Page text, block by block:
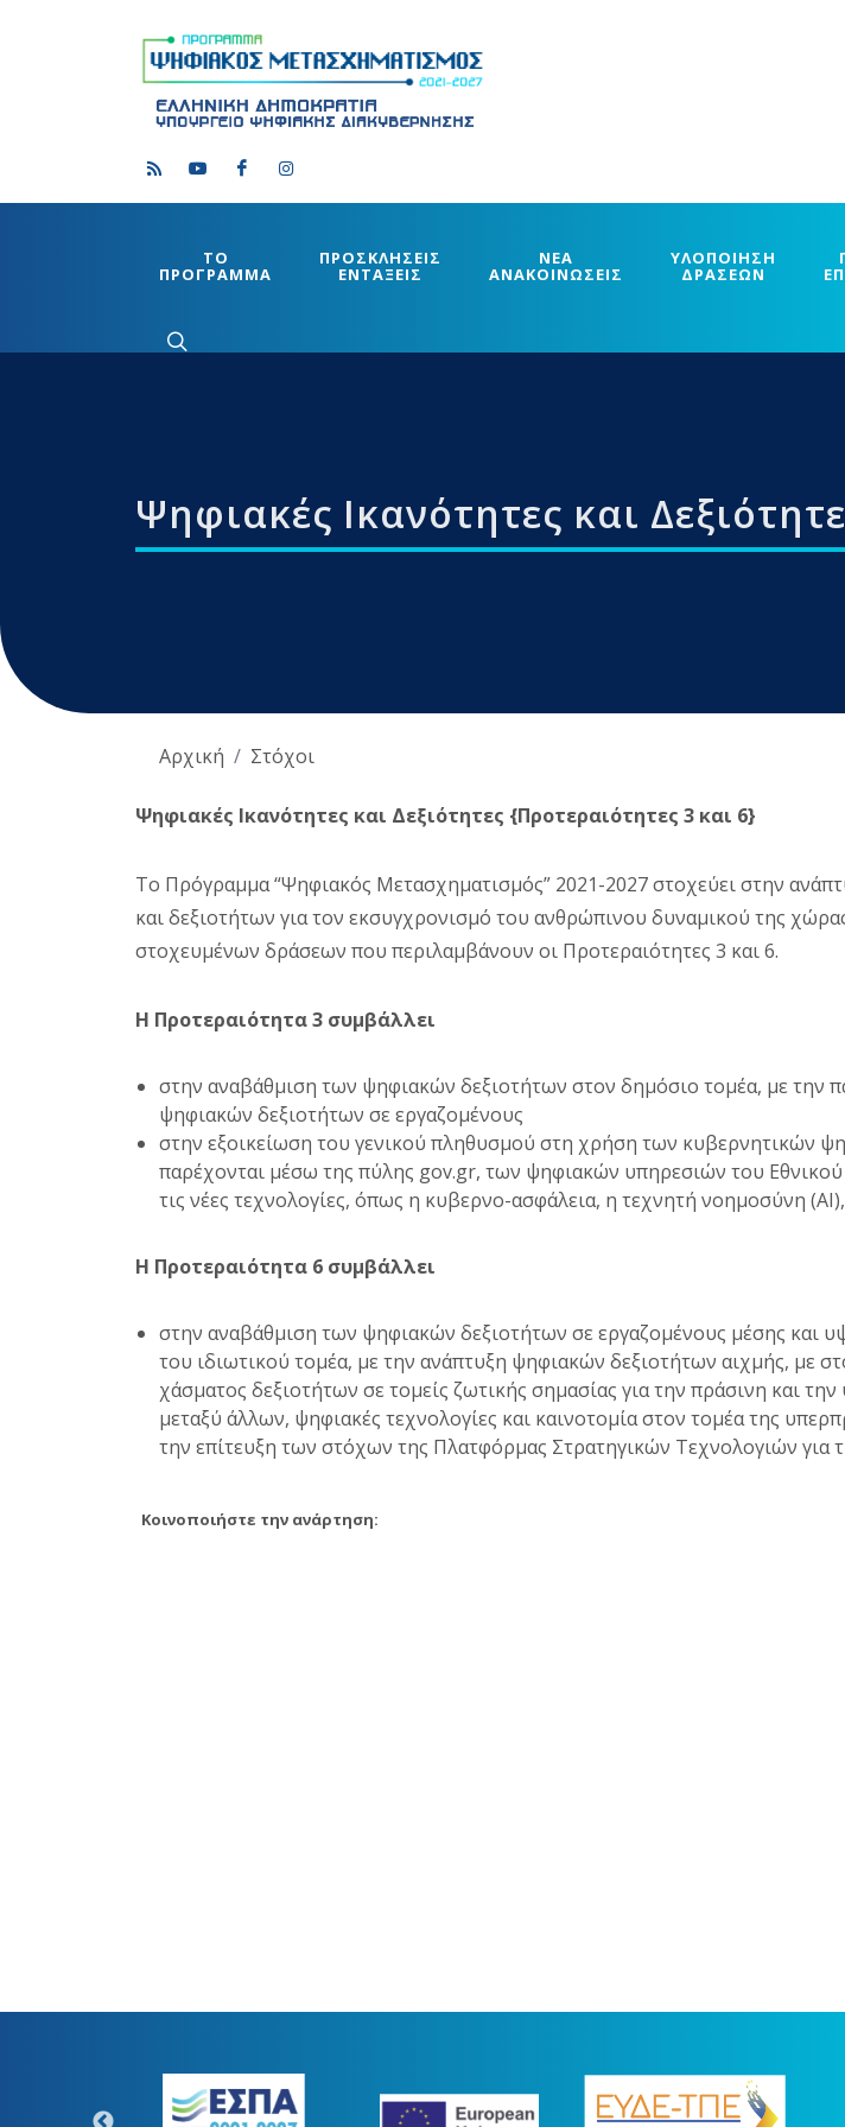
ΤΟ
ΠΡΟΓΡΑΜΜΑ
ΠΡΟΣΚΛΗΣΕΙΣ
ΕΝΤΑΞΕΙΣ
ΝΕΑ
ΑΝΑΚΟΙΝΩΣΕΙΣ
ΥΛΟΠΟΙΗΣΗ
ΔΡΑΣΕΩΝ
Ψηφιακές Ικανότητες και
Αρχική Στόχοι
Ψηφιακές Ικανότητες και Δεξιότητες {Προτεραιότητες 3 και 6}
Το Πρόγραμμα “Ψηφιακός Μετασχηματισμός” 2021-2027 στοχεύει στην
και δεξιοτήτων για τον εκσυγχρονισμό του ανθρώπινου δυναμικού της
στοχευμένων δράσεων που περιλαμβάνουν οι Προτεραιότητες 3 και 6.
Η Προτεραιότητα 3 συμβάλλει
στην αναβάθμιση των ψηφιακών δεξιοτήτων στον δημόσιο τομέα, με
ψηφιακών δεξιοτήτων σε εργαζομένους
στην εξοικείωση του γενικού πληθυσμού στη χρήση των κυβερνητικών
παρέχονται μέσω της πύλης gov.gr, των ψηφιακών υπηρεσιών του
τις νέες τεχνολογίες, όπως η κυβερνο-ασφάλεια, η τεχνητή νοημοσύνη
Η Προτεραιότητα 6 συμβάλλει
στην αναβάθμιση των ψηφιακών δεξιοτήτων σε εργαζομένους μέσης και
του ιδιωτικού τομέα, με την ανάπτυξη ψηφιακών δεξιοτήτων αιχμής, με
χάσματος δεξιοτήτων σε τομείς ζωτικής σημασίας για την πράσινη και
μεταξύ άλλων, ψηφιακές τεχνολογίες και καινοτομία στον τομέα της
την επίτευξη των στόχων της Πλατφόρμας Στρατηγικών Τεχνολογιών για
Κοινοποιήστε την ανάρτηση: